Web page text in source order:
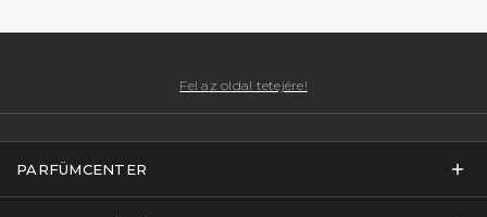
Fel az oldal tetejére!
PARFÜMCENTER